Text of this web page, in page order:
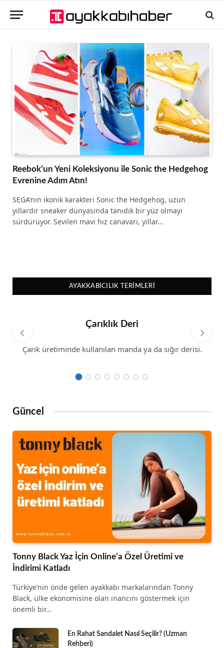
Reebok’un Yeni Koleksiyonu ile Sonic the Hedgehog
Evrenine Adım Atın!
SEGA’nın ikonik karakteri Sonic the Hedgehog, uzun
yıllardır sneaker dünyasında tanıdık bir yüz olmayı
sürdürüyor. Sevilen mavi hız canavarı, yıllar…
AYAKKABICILIK TERIMLERI
Çarıklık Deri
Çarık üretiminde kullanılan manda ya da sığır derisi.
Güncel
Tonny Black Yaz İçin Online’a Özel Üretimi ve
İndirimi Katladı
Türkiye’nin önde gelen ayakkabı markalarından Tonny
Black, ülke ekonomisine olan inancını göstermek için
önemli bir…
En Rahat Sandalet Nasıl Seçilir? (Uzman
Rehberi)